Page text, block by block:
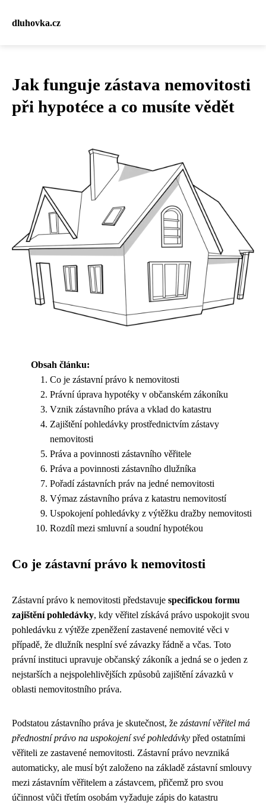
dluhovka.cz
Jak funguje zástava nemovitosti
při hypotéce a co musíte vědět
Obsah článku:
Co je zástavní právo k nemovitosti
Právní úprava hypotéky v občanském zákoníku
Vznik zástavního práva a vklad do katastru
Zajištění pohledávky prostřednictvím zástavy
nemovitosti
Práva a povinnosti zástavního věřitele
Práva a povinnosti zástavního dlužníka
Pořadí zástavních práv na jedné nemovitosti
Výmaz zástavního práva z katastru nemovitostí
Uspokojení pohledávky z výtěžku dražby nemovitosti
Rozdíl mezi smluvní a soudní hypotékou
Co je zástavní právo k nemovitosti
Zástavní právo k nemovitosti představuje specifickou formu
zajištění pohledávky, kdy věřitel získává právo uspokojit svou
pohledávku z výtěže zpeněžení zastavené nemovité věci v
případě, že dlužník nesplní své závazky řádně a včas. Toto
právní instituci upravuje občanský zákoník a jedná se o jeden z
nejstarších a nejspolehlivějších způsobů zajištění závazků v
oblasti nemovitostního práva.
Podstatou zástavního práva je skutečnost, že zástavní věřitel má
přednostní právo na uspokojení své pohledávky před ostatními
věřiteli ze zastavené nemovitosti. Zástavní právo nevzniká
automaticky, ale musí být založeno na základě zástavní smlouvy
mezi zástavním věřitelem a zástavcem, přičemž pro svou
účinnost vůči třetím osobám vyžaduje zápis do katastru